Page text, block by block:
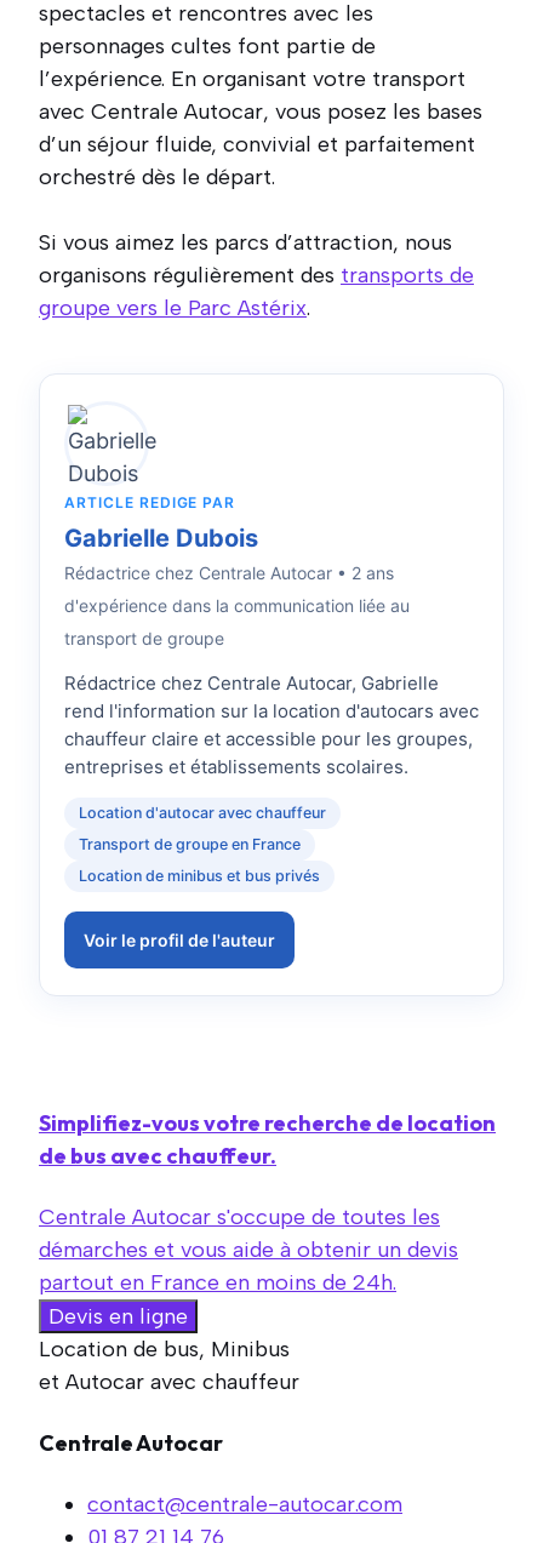
spectacles et rencontres avec les
personnages cultes font partie de
l’expérience. En organisant votre transport
avec Centrale Autocar, vous posez les bases
d’un séjour fluide, convivial et parfaitement
orchestré dès le départ.
Si vous aimez les parcs d’attraction, nous
organisons régulièrement des transports de
groupe vers le Parc Astérix.
ARTICLE REDIGE PAR
Gabrielle Dubois
Rédactrice chez Centrale Autocar • 2 ans
d'expérience dans la communication liée au
transport de groupe
Rédactrice chez Centrale Autocar, Gabrielle
rend l'information sur la location d'autocars avec
chauffeur claire et accessible pour les groupes,
entreprises et établissements scolaires.
Location d'autocar avec chauffeur
Transport de groupe en France
Location de minibus et bus privés
Voir le profil de l'auteur
Simplifiez-vous votre recherche de location
de bus avec chauffeur.
Centrale Autocar s'occupe de toutes les
démarches et vous aide à obtenir un devis
partout en France en moins de 24h.
Devis en ligne
Location de bus, Minibus
et Autocar avec chauffeur
Centrale Autocar
contact@centrale-autocar.com
01 87 21 14 76